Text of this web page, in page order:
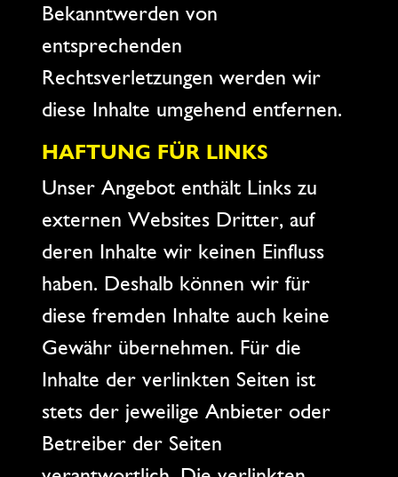
Bekanntwerden von
entsprechenden
Rechtsverletzungen werden wir
diese Inhalte umgehend entfernen.
HAFTUNG FÜR LINKS
Unser Angebot enthält Links zu
externen Websites Dritter, auf
deren Inhalte wir keinen Einfluss
haben. Deshalb können wir für
diese fremden Inhalte auch keine
Gewähr übernehmen. Für die
Inhalte der verlinkten Seiten ist
stets der jeweilige Anbieter oder
Betreiber der Seiten